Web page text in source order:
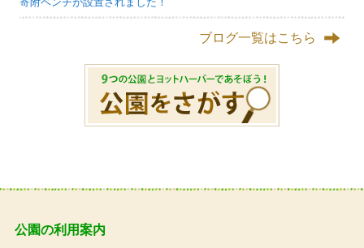
ブログ一覧はこちら
公園の利用案内